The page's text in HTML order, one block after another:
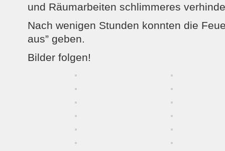
und Räumarbeiten schlimmeres
Nach wenigen Stunden konnten die
aus” geben.
Bilder folgen!